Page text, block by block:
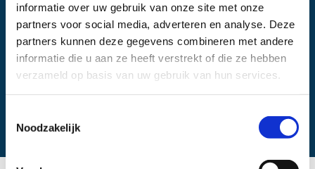
informatie over uw gebruik van onze site met onze
partners voor social media, adverteren en analyse. Deze
partners kunnen deze gegevens combineren met andere
informatie die u aan ze heeft verstrekt of die ze hebben
verzameld op basis van uw gebruik van hun services.
Noodzakelijk
Samenwerkingspartner:
Hadoks
juli 2025